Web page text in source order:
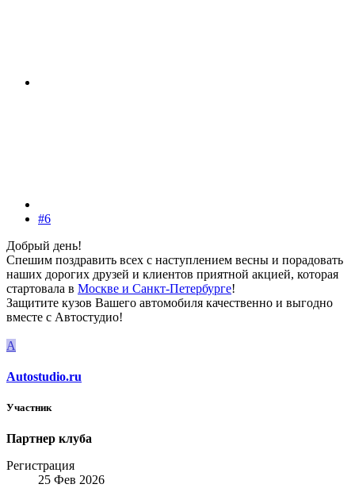
#6
Добрый день!
Спешим поздравить всех с наступлением весны и порадовать
наших дорогих друзей и клиентов приятной акцией, которая
стартовала в Москве и Санкт-Петербурге!
Защитите кузов Вашего автомобиля качественно и выгодно
вместе с Автостудио!
A
Autostudio.ru
Участник
Партнер клуба
Регистрация
25 Фев 2026